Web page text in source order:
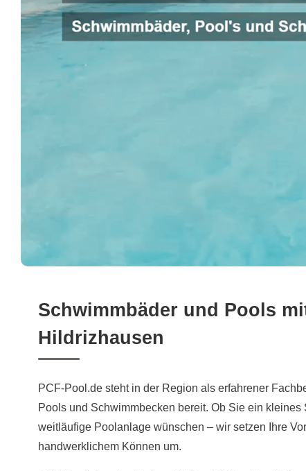
Schwimmbäder und Pools
Hildrizhausen
PCF-Pool.de steht in der Region als erfahrener
Pools und Schwimmbecken bereit. Ob Sie ein
weitläufige Poolanlage wünschen – wir setzen Ihre
handwerklichem Können um.